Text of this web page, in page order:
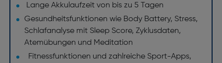
Lange Akkulaufzeit von bis zu 5 Tagen
Gesundheitsfunktionen wie Body Battery, Stress,
Schlafanalyse mit Sleep Score, Zyklusdaten,
Atemübungen und Meditation
Fitnessfunktionen und zahlreiche Sport-Apps,